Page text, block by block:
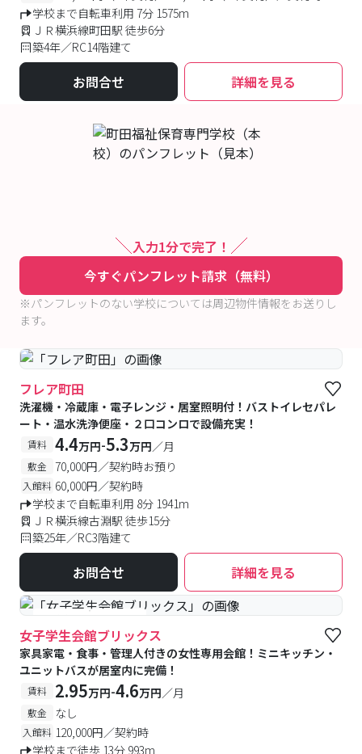
学校まで自転車利用 7分 1575m
ＪＲ横浜線町田駅 徒歩6分
築4年／RC14階建て
お問合せ 詳細を見る
入力1分で完了！
今すぐパンフレット請求（無料）
※パンフレットのない学校については周辺物件情報をお送りし
ます。
フレア町田
洗濯機・冷蔵庫・電子レンジ・居室照明付！バストイレセパレ
ート・温水洗浄便座・２口コンロで設備充実！
賃料 4.4万円-5.3万円／月
敷金 70,000円／契約時お預り
入館料 60,000円／契約時
学校まで自転車利用 8分 1941m
ＪＲ横浜線古淵駅 徒歩15分
築25年／RC3階建て
お問合せ 詳細を見る
#食事付き #女性専用
女子学生会館ブリックス
家具家電・食事・管理人付きの女性専用会館！ミニキッチン・
ユニットバスが居室内に完備！
賃料 2.95万円-4.6万円／月
敷金 なし
入館料 120,000円／契約時
学校まで徒歩 13分 993m